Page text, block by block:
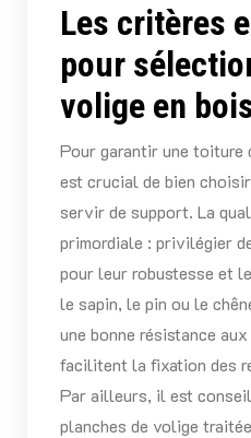
Les critères
pour
volige en
Pour garantir une
est crucial de bien
servir de support. La
primordiale : privilégier
pour leur robustesse et
le sapin, le pin ou le
une bonne résistance
facilitent la fixation des
Par ailleurs, il est
planches de volige